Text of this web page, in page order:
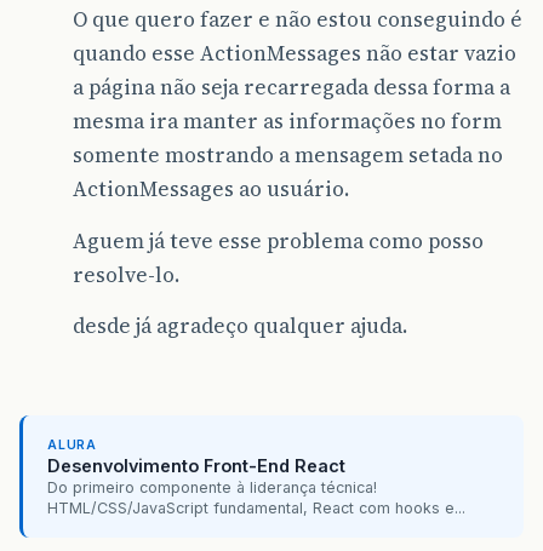
O que quero fazer e não estou conseguindo é
quando esse ActionMessages não estar vazio
a página não seja recarregada dessa forma a
mesma ira manter as informações no form
somente mostrando a mensagem setada no
ActionMessages ao usuário.
Aguem já teve esse problema como posso
resolve-lo.
desde já agradeço qualquer ajuda.
ALURA
Desenvolvimento Front-End React
Do primeiro componente à liderança técnica!
HTML/CSS/JavaScript fundamental, React com hooks e...